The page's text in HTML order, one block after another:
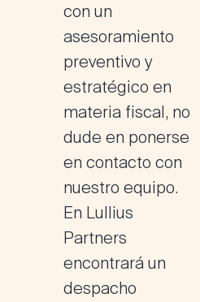
con un
asesoramiento
preventivo y
estratégico en
materia fiscal, no
dude en ponerse
en contacto con
nuestro equipo.
En Lullius
Partners
encontrará un
despacho